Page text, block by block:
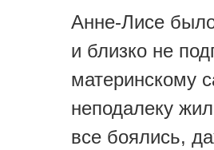
Анне-Лисе
и близко не
материнскому
неподалеку
все боялись,